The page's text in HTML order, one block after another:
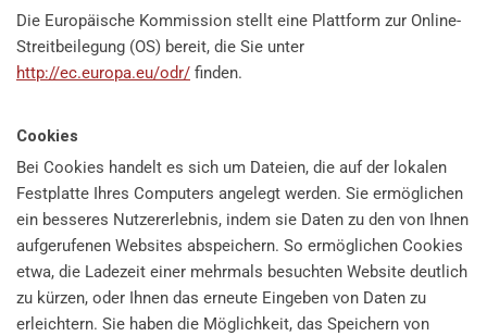
Die Europäische Kommission stellt eine Plattform zur Online-
Streitbeilegung (OS) bereit, die Sie unter
http://ec.europa.eu/odr/ finden.
Cookies
Bei Cookies handelt es sich um Dateien, die auf der lokalen
Festplatte Ihres Computers angelegt werden. Sie ermöglichen
ein besseres Nutzererlebnis, indem sie Daten zu den von Ihnen
aufgerufenen Websites abspeichern. So ermöglichen Cookies
etwa, die Ladezeit einer mehrmals besuchten Website deutlich
zu kürzen, oder Ihnen das erneute Eingeben von Daten zu
erleichtern. Sie haben die Möglichkeit, das Speichern von